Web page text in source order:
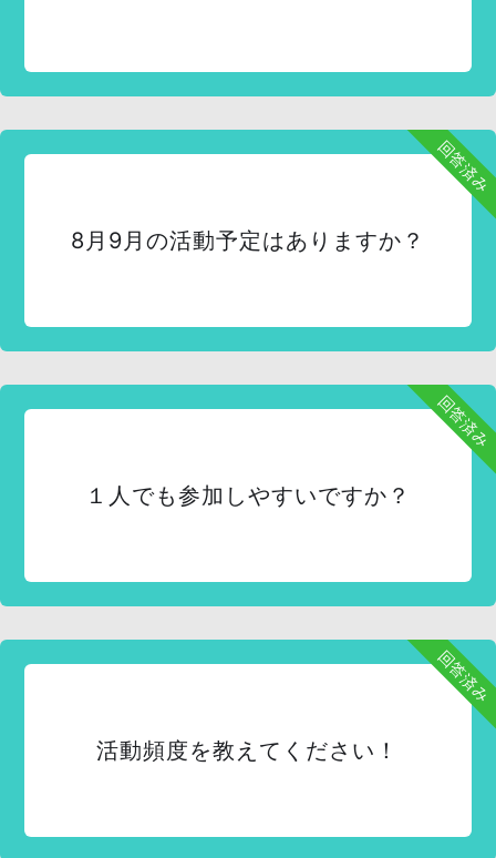
回答済み
8月9月の活動予定はありますか？
回答済み
１人でも参加しやすいですか？
回答済み
活動頻度を教えてください！